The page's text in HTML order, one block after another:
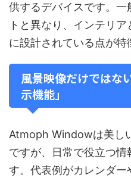
供するデバイスです。一
トと異なり、インテリ
に設計されている点が特
風景映像だけではな
示機能」
Atmoph Windowは美し
ですが、日常で役立つ情
す。代表例がカレンダ